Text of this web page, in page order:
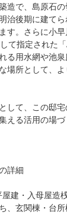
造で、島原石
治後期に建て
す。さらに小
て指定された
る用水網や池
場所として、
して、この邸
える活用の場
詳細
建・入母屋造
、玄関棟・台